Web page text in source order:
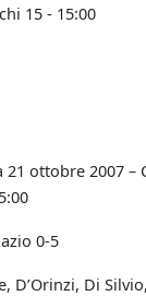
15 - 15:00
ottobre 2007 –
0-5
D’Orinzi, Di